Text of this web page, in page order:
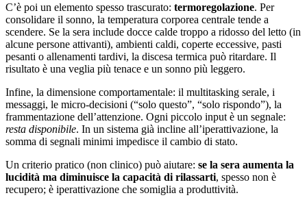
C’è poi un elemento spesso trascurato: termoregolazione. Per
consolidare il sonno, la temperatura corporea centrale tende a
scendere. Se la sera include docce calde troppo a ridosso del letto (in
alcune persone attivanti), ambienti caldi, coperte eccessive, pasti
pesanti o allenamenti tardivi, la discesa termica può ritardare. Il
risultato è una veglia più tenace e un sonno più leggero.
Infine, la dimensione comportamentale: il multitasking serale, i
messaggi, le micro-decisioni (“solo questo”, “solo rispondo”), la
frammentazione dell’attenzione. Ogni piccolo input è un segnale:
resta disponibile. In un sistema già incline all’iperattivazione, la
somma di segnali minimi impedisce il cambio di stato.
Un criterio pratico (non clinico) può aiutare: se la sera aumenta la
lucidità ma diminuisce la capacità di rilassarti, spesso non è
recupero; è iperattivazione che somiglia a produttività.